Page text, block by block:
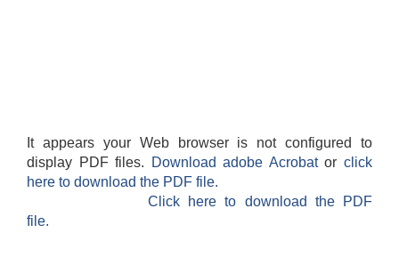
It appears your Web browser is not configured to
display PDF files.
Download adobe Acrobatorclick
here to download the PDF file.
Click here to download the PDF
file.